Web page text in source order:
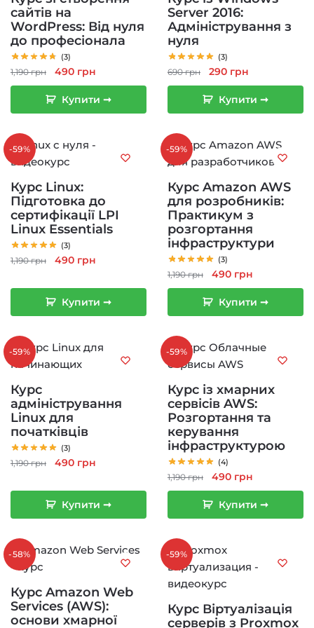
сайтів на
WordPress: Від нуля
до професіонала
(3)
1,190грн
Оригінальна
ціна:
1,190 грн.
490 грн
ціна:
490 грн.
Купити ➞
Server 2016:
Адміністрування з
нуля
(3)
690грн
Оригінальна
ціна:
690 грн.
290 грн
ціна:
290 грн.
Купити ➞
-59%
Курс Linux:
Підготовка до
сертифікації LPI
Linux Essentials
(3)
1,190грн
Оригінальна
1,190 грн.
490 грн
490 грн.
Купити ➞
-59%
Курс Amazon AWS
для розробників:
Практикум з
розгортання
інфраструктури
(3)
1,190грн
Оригінальна
ціна:
1,190 грн.
490 грн
ціна:
490 грн.
Купити ➞
-59%
Курс
адміністрування
Linux для
початківців
(3)
1,190грн
Оригінальна
1,190 грн.
490 грн
490 грн.
Купити ➞
-59%
Курс із хмарних
сервісів AWS:
Розгортання та
керування
інфраструктурою
(4)
1,190грн
Оригінальна
ціна:
1,190 грн.
490 грн
ціна:
490 грн.
Купити ➞
-58%
Курс Amazon Web
Services (AWS):
основи хмарної
-59%
Курс Віртуалізація
серверів з Proxmox